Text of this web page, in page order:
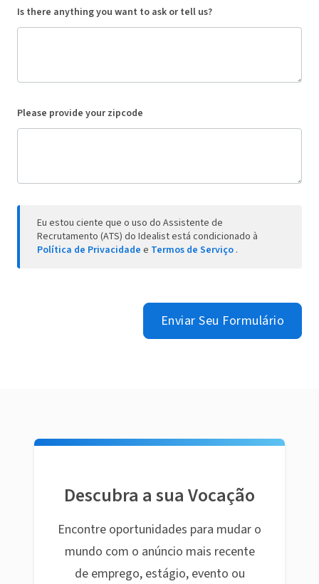
Is there anything you want to ask or tell us?
Please provide your zipcode
Eu estou ciente que o uso do Assistente de
Recrutamento (ATS) do Idealist está condicionado à
Política de Privacidade e Termos de Serviço .
Enviar Seu Formulário
Descubra a sua Vocação
Encontre oportunidades para mudar o
mundo com o anúncio mais recente
de emprego, estágio, evento ou